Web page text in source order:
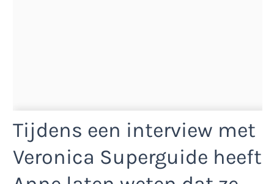
Tijdens een interview met
Veronica Superguide heeft